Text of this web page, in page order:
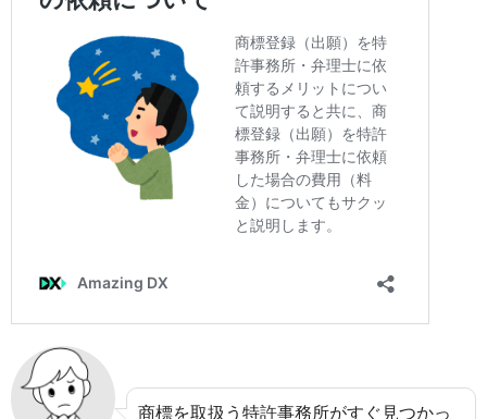
商標を取扱う特許事務所がすぐ見つかっ